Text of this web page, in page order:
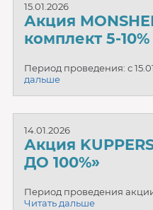
15.01.2026
Акция
комплект 5-10%
Период проведения: с
дальше
14.01.2026
Акция
ДО 100%»
Период проведения акции:
Читать дальше